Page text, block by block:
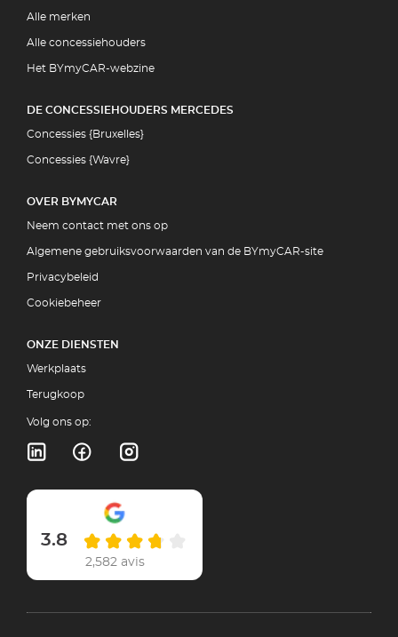
Alle merken
Alle concessiehouders
Het BYmyCAR-webzine
DE CONCESSIEHOUDERS MERCEDES
Concessies {Bruxelles}
Concessies {Wavre}
OVER BYMYCAR
Neem contact met ons op
Algemene gebruiksvoorwaarden van de BYmyCAR-site
Privacybeleid
Cookiebeheer
ONZE DIENSTEN
Werkplaats
Terugkoop
Volg ons op:
3.8
2,582 avis